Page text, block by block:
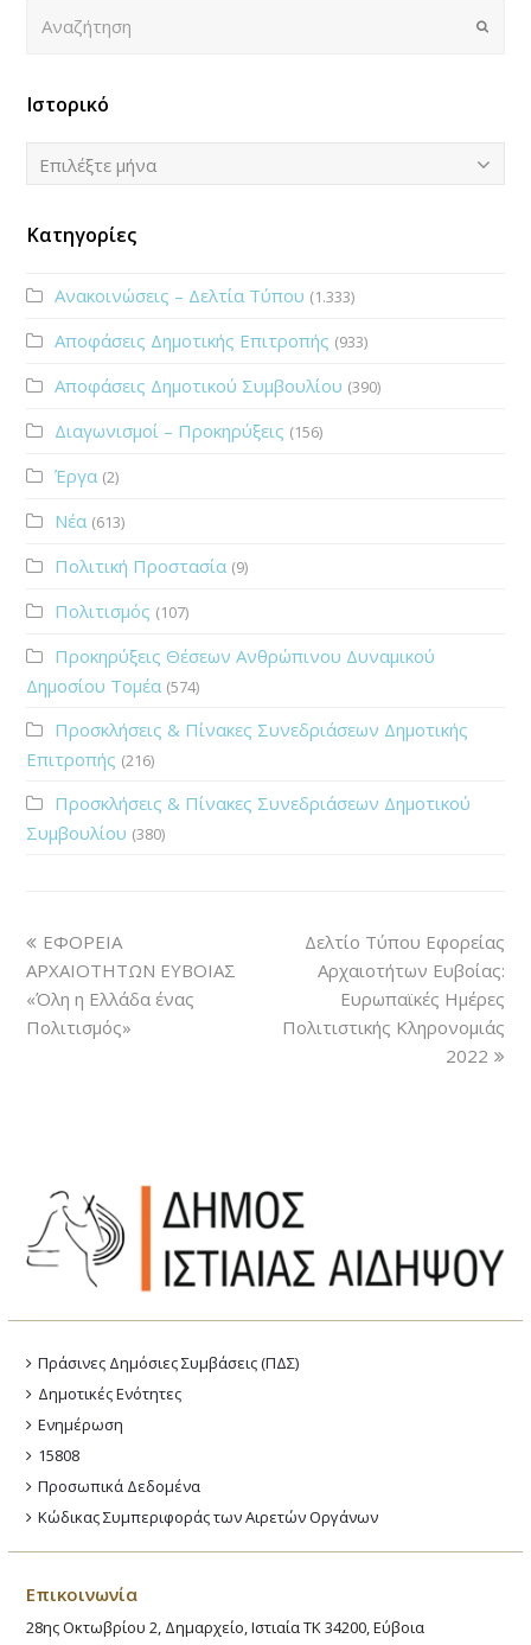
Submit
Ιστορικό
Ιστορικό
Επιλέξτε μήνα
Κατηγορίες
Ανακοινώσεις – Δελτία Τύπου (1.333)
Αποφάσεις Δημοτικής Επιτροπής (933)
Αποφάσεις Δημοτικού Συμβουλίου (390)
Διαγωνισμοί – Προκηρύξεις (156)
Έργα (2)
Νέα (613)
Πολιτική Προστασία (9)
Πολιτισμός (107)
Προκηρύξεις Θέσεων Ανθρώπινου Δυναμικού
Δημοσίου Τομέα (574)
Προσκλήσεις & Πίνακες Συνεδριάσεων Δημοτικής
Επιτροπής (216)
Προσκλήσεις & Πίνακες Συνεδριάσεων Δημοτικού
Συμβουλίου (380)
ΕΦΟΡΕΙΑ
ΑΡΧΑΙΟΤΗΤΩΝ ΕΥΒΟΙΑΣ
«Όλη η Ελλάδα ένας
Πολιτισμός»
Δελτίο Τύπου Εφορείας
Αρχαιοτήτων Ευβοίας:
Ευρωπαϊκές Ημέρες
Πολιτιστικής Κληρονομιάς
2022
Πράσινες Δημόσιες Συμβάσεις (ΠΔΣ)
Δημοτικές Ενότητες
Ενημέρωση
15808
Προσωπικά Δεδομένα
Κώδικας Συμπεριφοράς των Αιρετών Οργάνων
Επικοινωνία
28ης Οκτωβρίου 2, Δημαρχείο, Ιστιαία ΤΚ 34200, Εύβοια